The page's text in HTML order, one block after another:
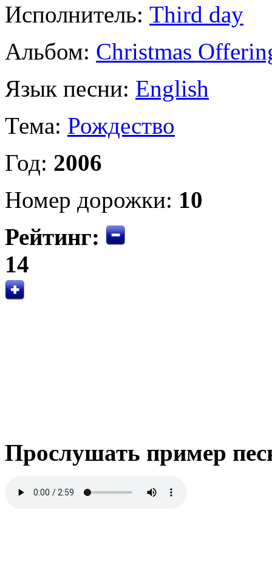
Исполнитель: Third day
Альбом: Christmas
Язык песни: English
Тема: Рождество
Год: 2006
Номер дорожки: 10
Рейтинг:
14
Прослушать пример